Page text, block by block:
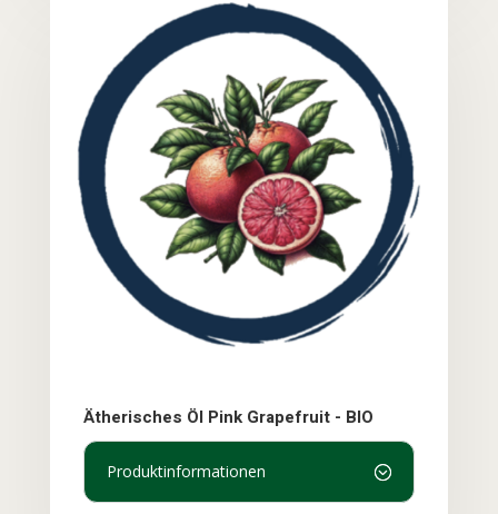
Ätherisches Öl Pink Grapefruit - BIO
Produktinformationen